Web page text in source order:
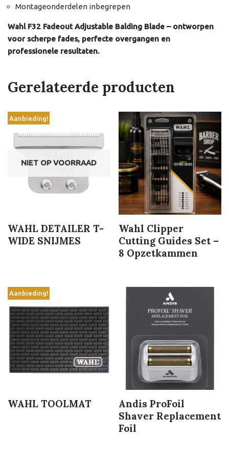
Montageonderdelen inbegrepen
Wahl F32 Fadeout Adjustable Balding Blade – ontworpen
voor scherpe fades, perfecte overgangen en
professionele resultaten.
Gerelateerde producten
NIET OP VOORRAAD
Aanbieding!
WAHL DETAILER T-
WIDE SNIJMES
Wahl Clipper
Cutting Guides Set –
8 Opzetkammen
Aanbieding!
WAHL TOOLMAT
Andis ProFoil
Shaver Replacement
Foil